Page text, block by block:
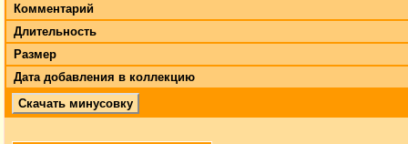
Комментарий
Длительность
Размер
Дата добавления в коллекцию
Скачать минусовку